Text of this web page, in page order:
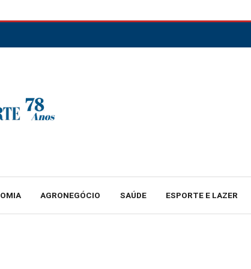
AGRONEGÓCIO SAÚDE ESPORTE E LAZER